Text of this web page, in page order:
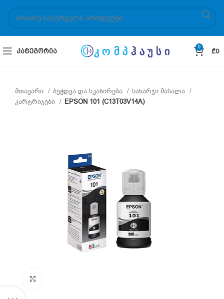
ᲙᲐᲢᲔᲒᲝᲠᲘᲐ
0
₾0
მთავარი ბეჭდვა და სკანირება
სახარჯი მასალა
კარტრიჯები
EPSON 101 (C13T03V14A)